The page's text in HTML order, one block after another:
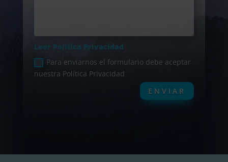
Leer Política Privacidad
Para enviarnos el formulario debe aceptar
nuestra Política Privacidad
ENVIAR